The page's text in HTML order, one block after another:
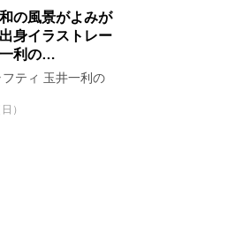
の風景がよみが
身イラストレー
利の…
ティ 玉井一利の
）